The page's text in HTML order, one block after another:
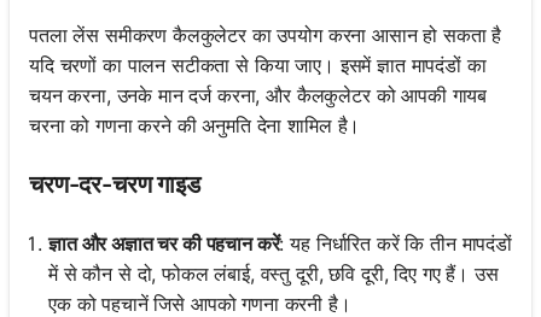
पतला लेंस समीकरण कैलकुलेटर का उपयोग करना आसान हो सकता है
यदि चरणों का पालन सटीकता से किया जाए। इसमें ज्ञात मापदंडों का
चयन करना, उनके मान दर्ज करना, और कैलकुलेटर को आपकी गायब
चरना को गणना करने की अनुमति देना शामिल है।
चरण-दर-चरण गाइड
ज्ञात और अज्ञात चर की पहचान करें: यह निर्धारित करें कि तीन मापदंडों
में से कौन से दो, फोकल लंबाई, वस्तु दूरी, छवि दूरी, दिए गए हैं। उस
एक को पहचानें जिसे आपको गणना करनी है।